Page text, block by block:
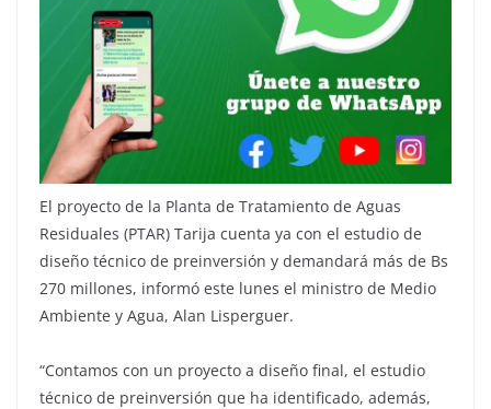
El proyecto de la Planta de Tratamiento de Aguas
Residuales (PTAR) Tarija cuenta ya con el estudio de
diseño técnico de preinversión y demandará más de Bs
270 millones, informó este lunes el ministro de Medio
Ambiente y Agua, Alan Lisperguer.
“Contamos con un proyecto a diseño final, el estudio
técnico de preinversión que ha identificado, además,